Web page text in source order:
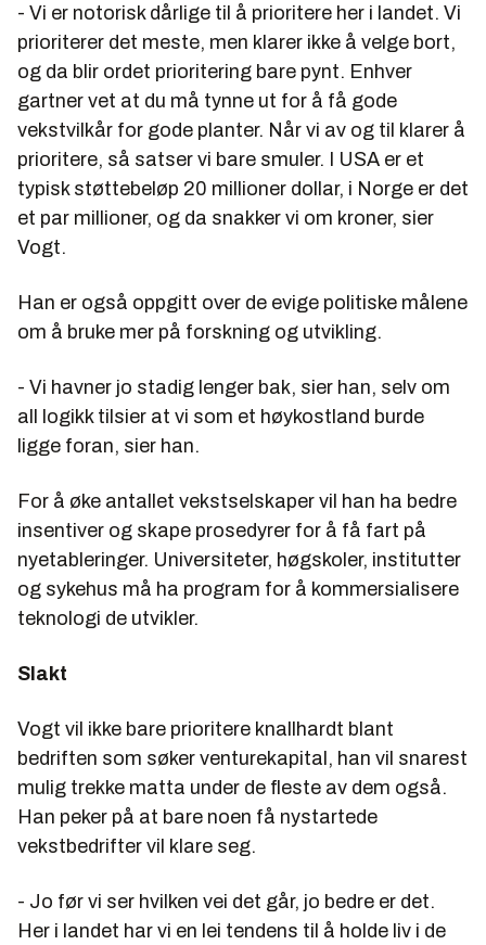
- Vi er notorisk dårlige til å prioritere her i landet. Vi
prioriterer det meste, men klarer ikke å velge bort,
og da blir ordet prioritering bare pynt. Enhver
gartner vet at du må tynne ut for å få gode
vekstvilkår for gode planter. Når vi av og til klarer å
prioritere, så satser vi bare smuler. I USA er et
typisk støttebeløp 20 millioner dollar, i Norge er det
et par millioner, og da snakker vi om kroner, sier
Vogt.
Han er også oppgitt over de evige politiske målene
om å bruke mer på forskning og utvikling.
- Vi havner jo stadig lenger bak, sier han, selv om
all logikk tilsier at vi som et høykostland burde
ligge foran, sier han.
For å øke antallet vekstselskaper vil han ha bedre
insentiver og skape prosedyrer for å få fart på
nyetableringer. Universiteter, høgskoler, institutter
og sykehus må ha program for å kommersialisere
teknologi de utvikler.
Slakt
Vogt vil ikke bare prioritere knallhardt blant
bedriften som søker venturekapital, han vil snarest
mulig trekke matta under de fleste av dem også.
Han peker på at bare noen få nystartede
vekstbedrifter vil klare seg.
- Jo før vi ser hvilken vei det går, jo bedre er det.
Her i landet har vi en lei tendens til å holde liv i de